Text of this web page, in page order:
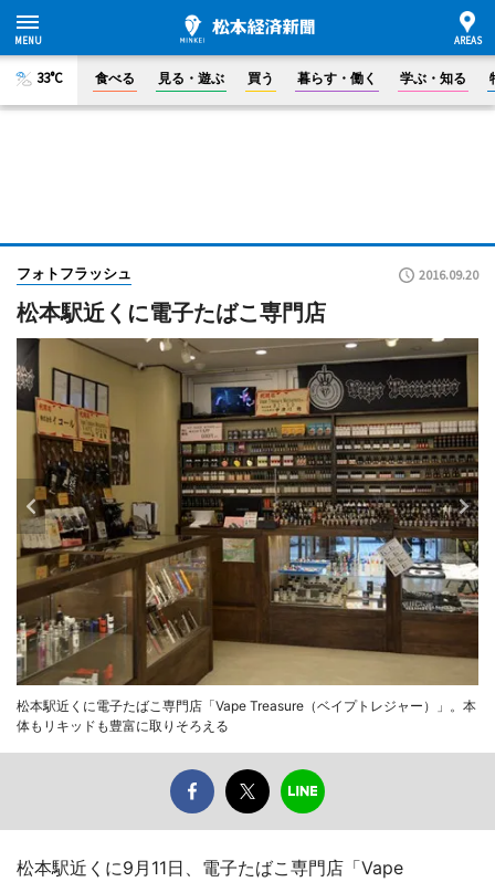
33°C 食べる 見る・遊ぶ 買う 暮らす・働く 学ぶ・知る
フォトフラッシュ 2016.09.20
松本駅近くに電子たばこ専門店
松本駅近くに電子たばこ専門店「Vape Treasure（ベイプトレジャー）」。本
体もリキッドも豊富に取りそろえる
松本駅近くに9月11日、電子たばこ専門店「Vape